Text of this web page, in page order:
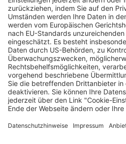
Blickpunkt Wasser:
der vhs Freiburg ist
Saskia Schuh